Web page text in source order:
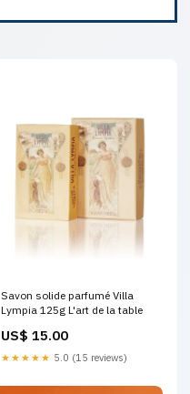
Savon solide parfumé Villa
Lympia 125g L'art de la table
US$ 15.00
★★★★★ 5.0 (15 reviews)